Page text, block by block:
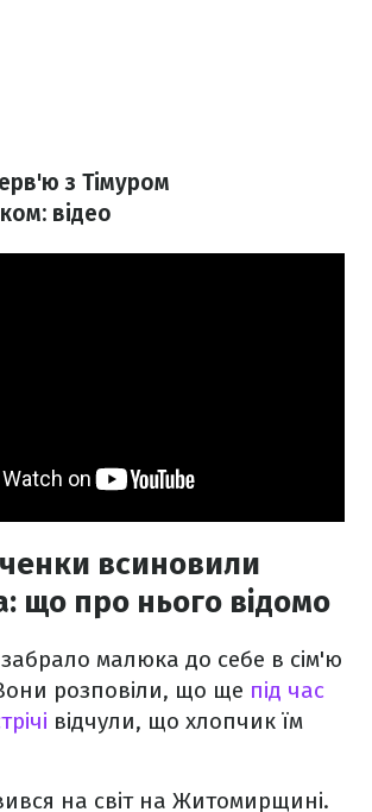
з Тімуром
відео
всиновили
що про нього відомо
малюка до себе в сім'ю
розповіли, що ще під час
відчули, що хлопчик їм
на світ на Житомирщині.